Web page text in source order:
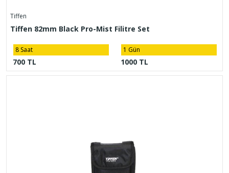
Tiffen
Tiffen 82mm Black Pro-Mist Filitre Set
8 Saat
700 TL
1 Gün
1000 TL